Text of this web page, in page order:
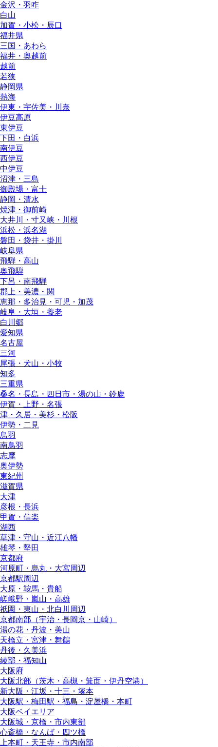
金沢・羽咋
白山
加賀・小松・辰口
福井県
三国・あわら
福井・奥越前
越前
若狭
静岡県
熱海
伊東・宇佐美・川奈
伊豆高原
東伊豆
下田・白浜
南伊豆
西伊豆
中伊豆
沼津・三島
御殿場・富士
静岡・清水
焼津・御前崎
大井川・寸又峡・川根
浜松・浜名湖
磐田・袋井・掛川
岐阜県
飛騨・高山
奥飛騨
下呂・南飛騨
郡上・美濃・関
恵那・多治見・可児・加茂
岐阜・大垣・養老
白川郷
愛知県
名古屋
三河
尾張・犬山・小牧
知多
三重県
桑名・長島・四日市・湯の山・鈴鹿
伊賀・上野・名張
津・久居・美杉・松阪
伊勢・二見
鳥羽
南鳥羽
志摩
奥伊勢
東紀州
滋賀県
大津
彦根・長浜
甲賀・信楽
湖西
草津・守山・近江八幡
雄琴・堅田
京都府
河原町・烏丸・大宮周辺
京都駅周辺
大原・鞍馬・貴船
嵯峨野・嵐山・高雄
祇園・東山・北白川周辺
京都南部（宇治・長岡京・山崎）
湯の花・丹波・美山
天橋立・宮津・舞鶴
丹後・久美浜
綾部・福知山
大阪府
大阪北部（茨木・高槻・箕面・伊丹空港）
新大阪・江坂・十三・塚本
大阪駅・梅田駅・福島・淀屋橋・本町
大阪ベイエリア
大阪城・京橋・市内東部
心斎橋・なんば・四ツ橋
上本町・天王寺・市内南部